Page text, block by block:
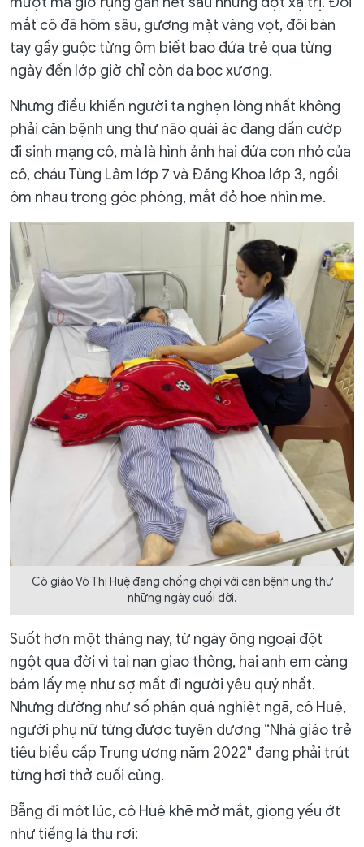
mắt cô đã hõm sâu, gương mặt vàng vọt, đôi bàn
tay gầy guộc từng ôm biết bao đứa trẻ qua từng
ngày đến lớp giờ chỉ còn da bọc xương.
Nhưng điều khiến người ta nghẹn lòng nhất không
phải căn bệnh ung thư não quái ác đang dần cướp
đi sinh mạng cô, mà là hình ảnh hai đứa con nhỏ của
cô, cháu Tùng Lâm lớp 7 và Đăng Khoa lớp 3, ngồi
ôm nhau trong góc phòng, mắt đỏ hoe nhìn mẹ.
Cô giáo Võ Thị Huệ đang chống chọi với căn bệnh ung thư
những ngày cuối đời.
Suốt hơn một tháng nay, từ ngày ông ngoại đột
ngột qua đời vì tai nạn giao thông, hai anh em càng
bám lấy mẹ như sợ mất đi người yêu quý nhất.
Nhưng dường như số phận quá nghiệt ngã, cô Huệ,
người phụ nữ từng được tuyên dương “Nhà giáo trẻ
tiêu biểu cấp Trung ương năm 2022" đang phải trút
từng hơi thở cuối cùng.
Bẵng đi một lúc, cô Huệ khẽ mở mắt, giọng yếu ớt
như tiếng lá thu rơi: